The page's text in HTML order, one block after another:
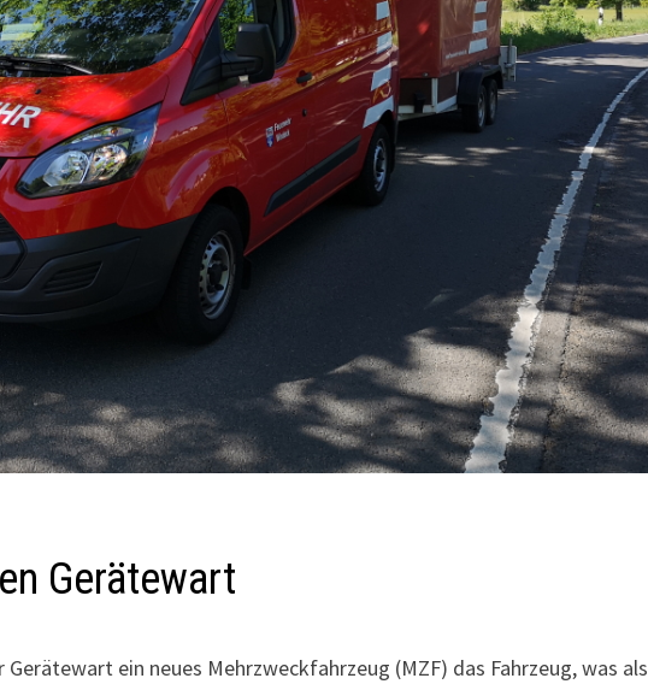
Gerätewart
ein neues Mehrzweckfahrzeug (MZF) das Fahrzeug, was als